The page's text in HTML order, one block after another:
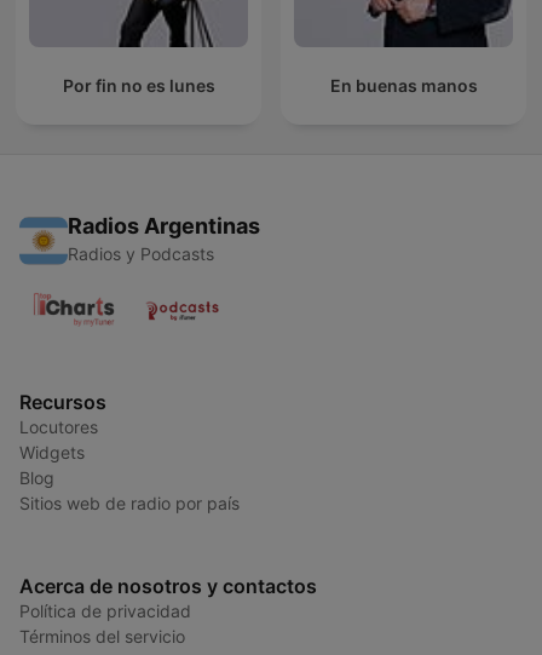
Por fin no es lunes En buenas manos
Radios Argentinas
Radios y Podcasts
Recursos
Locutores
Widgets
Blog
Sitios web de radio por país
Acerca de nosotros y contactos
Política de privacidad
Términos del servicio